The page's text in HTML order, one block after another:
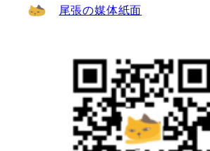
尾張の媒体紙面